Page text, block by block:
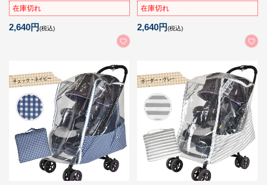
在庫切れ
2,640円(税込)
在庫切れ
2,640円(税込)